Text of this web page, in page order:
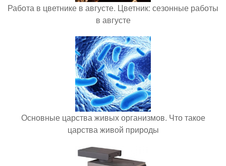
Работа в цветнике в августе. Цветник: сезонные работы
в августе
Основные царства живых организмов. Что такое
царства живой природы